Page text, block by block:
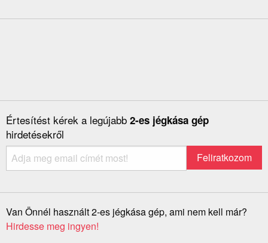
Értesítést kérek a legújabb 2-es jégkása gép
hirdetésekről
Van Önnél használt 2-es jégkása gép, ami nem kell már?
Hirdesse meg ingyen!